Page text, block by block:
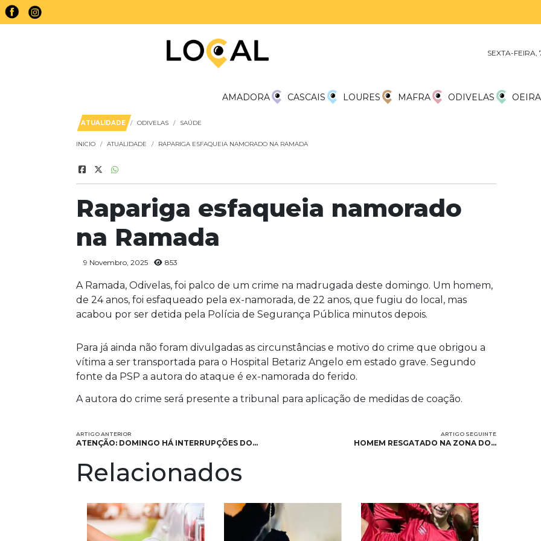
SEXTA-
AMADORA CASCAIS LOURES MAFRA ODIVELAS
ATUALIDADE ODIVELAS SAÚDE
INICIO ATUALIDADE RAPARIGA ESFAQUEIA NAMORADO NA RAMADA
Rapariga esfaqueia namorado
na Ramada
9 Novembro, 2025 853
A Ramada, Odivelas, foi palco de um crime na madrugada deste domingo. Um homem,
de 24 anos, foi esfaqueado pela ex-namorada, de 22 anos, que fugiu do local, mas
acabou por ser detida pela Polícia de Segurança Pública minutos depois.
Para já ainda não foram divulgadas as circunstâncias e motivo do crime que obrigou a
vítima a ser transportada para o Hospital Betariz Angelo em estado grave. Segundo
fonte da PSP a autora do ataque é ex-namorada do ferido.
A autora do crime será presente a tribunal para aplicação de medidas de coação.
ARTIGO ANTERIOR
ATENÇÃO: DOMINGO HÁ INTERRUPÇÕES DO…
ARTIGO SEGUINTE
HOMEM RESGATADO NA ZONA DO…
Relacionados